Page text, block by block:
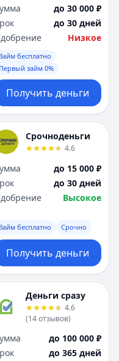
до 30 000 ₽
до 30 дней
Низкое
бесплатно
Первый займ 0%
Получить деньги
Срочноденьги
4.6
до 15 000 ₽
до 30 дней
Высокое
бесплатно Срочно
Получить деньги
Деньги сразу
4.6
(14отзывов)
до 100 000 ₽
до 365 дней